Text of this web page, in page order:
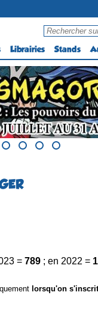
Librairies Stands
= 789 ; en 2022 =
lorsqu'on